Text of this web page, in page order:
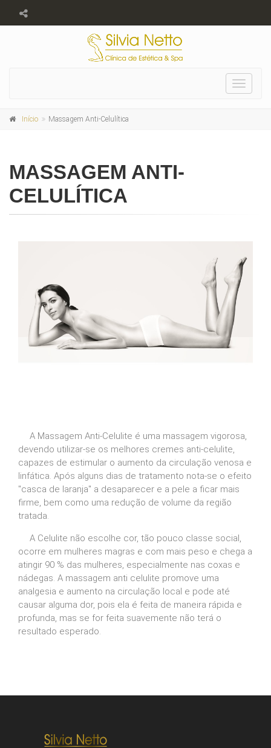
Toggle
Início Massagem Anti-Celulítica
MASSAGEM ANTI-
CELULÍTICA
A Massagem Anti-Celulite é uma massagem vigorosa,
devendo utilizar-se os melhores cremes anti-celulite,
capazes de estimular o aumento da circulação venosa e
linfática. Após alguns dias de tratamento nota-se o efeito
"casca de laranja" a desaparecer e a pele a ficar mais
firme, bem como uma redução de volume da região
tratada.
A Celulite não escolhe cor, tão pouco classe social,
ocorre em mulheres magras e com mais peso e chega a
atingir 90 % das mulheres, especialmente nas coxas e
nádegas. A massagem anti celulite promove uma
analgesia e aumento na circulação local e pode até
causar alguma dor, pois ela é feita de maneira rápida e
profunda, mas se for feita suavemente não terá o
resultado esperado.